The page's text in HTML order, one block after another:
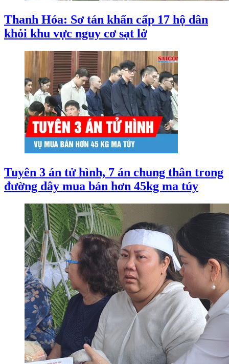
Thanh Hóa: Sơ tán khẩn cấp 17 hộ dân
khỏi khu vực nguy cơ sạt lở
Tuyên 3 án tử hình, 7 án chung thân trong
đường dây mua bán hơn 45kg ma túy